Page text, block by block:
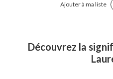
Ajouter à ma liste
Découvrez la